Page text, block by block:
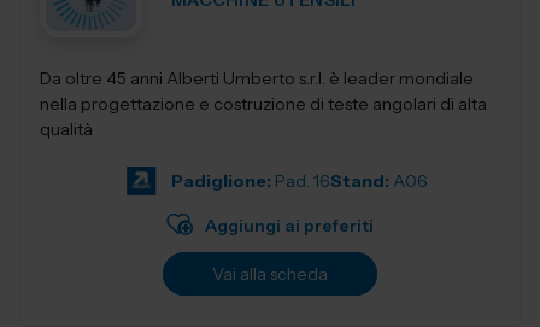
Da oltre 45 anni Alberti Umberto s.r.l. è leader mondiale
nella progettazione e costruzione di teste angolari di alta
qualità
Padiglione: Pad. 16Stand: A06
Aggiungi ai preferiti
Vai alla scheda